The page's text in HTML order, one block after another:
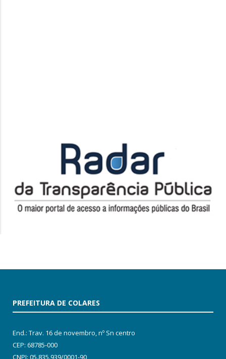
PREFEITURA DE COLARES
End.: Trav. 16 de novembro, nº Sn centro
CEP: 68785-000
CNPJ: 05.835.939/0001-90